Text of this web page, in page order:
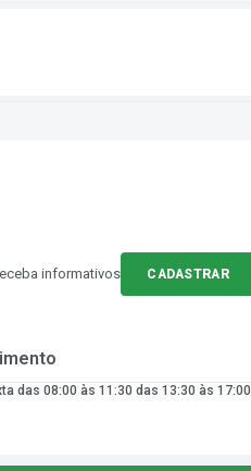
das 08:00 às 11:30 das 13:30 às 17:00
informativos CADASTRAR